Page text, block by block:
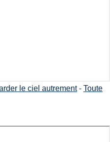
le ciel autrement- Toute